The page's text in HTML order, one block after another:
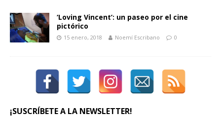
‘Loving Vincent’: un paseo por el cine
pictórico
15 enero, 2018 Noemí Escribano 0
¡SUSCRÍBETE A LA NEWSLETTER!